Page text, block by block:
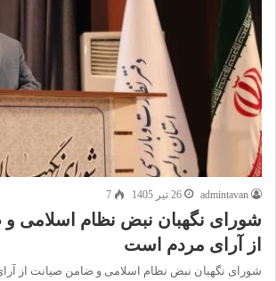
admintavan 26 تیر 1405 7
شورای نگهبان نبض نظام اسلامی
از آرای مردم است
شورای نگهبان نبض نظام اسلامی و ضامن صیانت از